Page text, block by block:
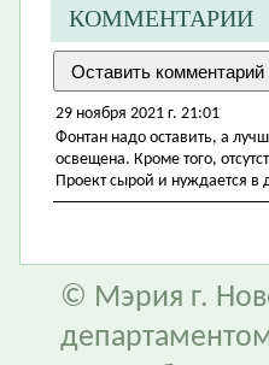
КОММЕНТАРИИ
29 ноября 2021 г. 21:01
Фонтан надо оставить, а
освещена. Кроме того,
Проект сырой и нуждается в
© Мэрия г.